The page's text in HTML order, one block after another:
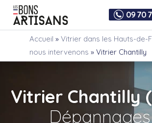
09 70
Accueil » Vitrier dans les Hauts-de-
nous intervenons » Vitrier Chantilly
Vitrier Chantilly